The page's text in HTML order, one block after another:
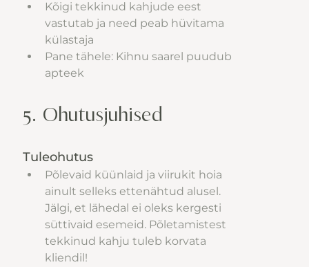
Kõigi tekkinud kahjude eest
vastutab ja need peab hüvitama
külastaja
Pane tähele: Kihnu saarel puudub
apteek
5. Ohutusjuhised
Tuleohutus
Põlevaid küünlaid ja viirukit hoia
ainult selleks ettenähtud alusel.
Jälgi, et lähedal ei oleks kergesti
süttivaid esemeid. Põletamistest
tekkinud kahju tuleb korvata
kliendil!